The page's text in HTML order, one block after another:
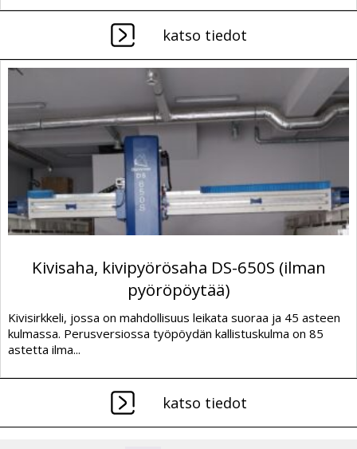
katso tiedot
Kivisaha, kivipyörösaha DS-650S (ilman
pyöröpöytää)
Kivisirkkeli, jossa on mahdollisuus leikata suoraa ja 45 asteen
kulmassa. Perusversiossa työpöydän kallistuskulma on 85
astetta ilma...
katso tiedot